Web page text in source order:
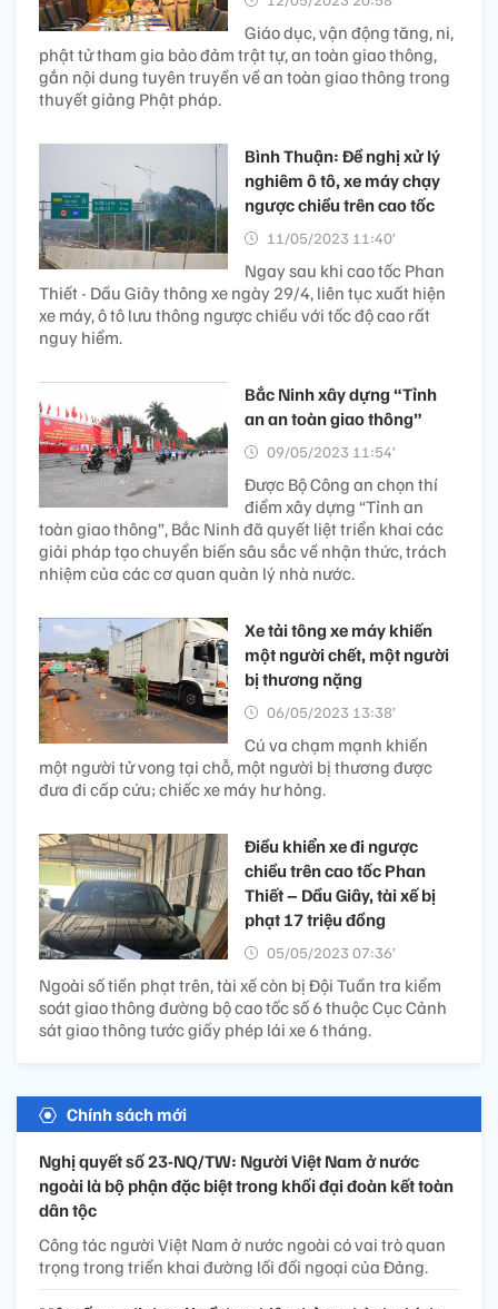
Giáo dục, vận động tăng, ni,
phật tử tham gia bảo đảm trật tự, an toàn giao thông,
gắn nội dung tuyên truyền về an toàn giao thông trong
thuyết giảng Phật pháp.
Bình Thuận: Đề nghị xử lý
nghiêm ô tô, xe máy chạy
ngược chiều trên cao tốc
11/05/2023 11:40’
Ngay sau khi cao tốc Phan
Thiết - Dầu Giây thông xe ngày 29/4, liên tục xuất hiện
xe máy, ô tô lưu thông ngược chiều với tốc độ cao rất
nguy hiểm.
Bắc Ninh xây dựng “Tỉnh
an an toàn giao thông”
09/05/2023 11:54’
Được Bộ Công an chọn thí
điểm xây dựng “Tỉnh an
toàn giao thông”, Bắc Ninh đã quyết liệt triển khai các
giải pháp tạo chuyển biến sâu sắc về nhận thức, trách
nhiệm của các cơ quan quản lý nhà nước.
Xe tải tông xe máy khiến
một người chết, một người
bị thương nặng
06/05/2023 13:38’
Cú va chạm mạnh khiến
một người tử vong tại chỗ, một người bị thương được
đưa đi cấp cứu; chiếc xe máy hư hỏng.
Điều khiển xe đi ngược
chiều trên cao tốc Phan
Thiết – Dầu Giây, tài xế bị
phạt 17 triệu đồng
05/05/2023 07:36’
Ngoài số tiền phạt trên, tài xế còn bị Đội Tuần tra kiểm
soát giao thông đường bộ cao tốc số 6 thuộc Cục Cảnh
sát giao thông tước giấy phép lái xe 6 tháng.
Chính sách mới
Nghị quyết số 23-NQ/TW: Người Việt Nam ở nước
ngoài là bộ phận đặc biệt trong khối đại đoàn kết toàn
dân tộc
Công tác người Việt Nam ở nước ngoài có vai trò quan
trọng trong triển khai đường lối đối ngoại của Đảng.